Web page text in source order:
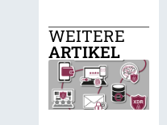
WEITERE
ARTIKEL